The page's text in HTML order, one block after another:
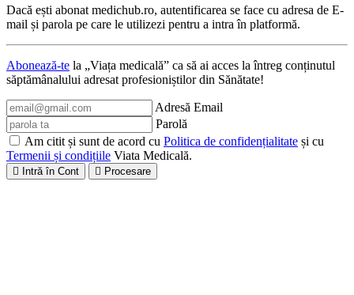
Dacă ești abonat medichub.ro, autentificarea se face cu adresa de E-
mail și parola pe care le utilizezi pentru a intra în platformă.
Abonează-te la „Viața medicală” ca să ai acces la întreg conținutul
săptămânalului adresat profesioniștilor din Sănătate!
Adresă Email
Parolă
Am citit și sunt de acord cu Politica de confidențialitate și cu
Termenii și condițiile Viata Medicală.
Intră în Cont Procesare